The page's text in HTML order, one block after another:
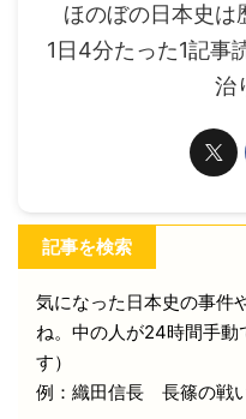
ほのぼの日本史は
1日4分たった1記事
治
記事を検索
気になった日本史の事件
ね。中の人が24時間手動
す）
例：織田信長 長篠の戦